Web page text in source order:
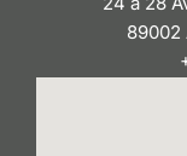
89002